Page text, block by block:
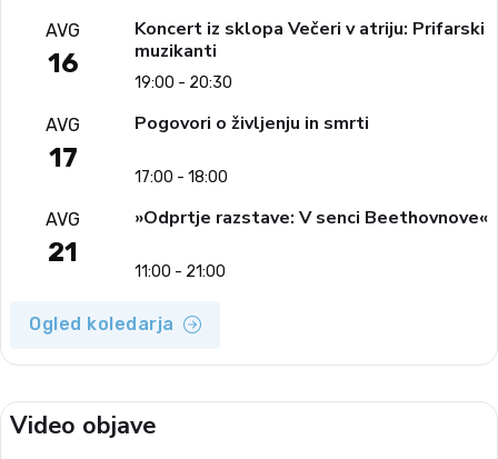
AVG
16
Koncert iz sklopa Večeri v atriju: Prifarski
muzikanti
19:00 - 20:30
AVG
17
Pogovori o življenju in smrti
17:00 - 18:00
AVG
21
»Odprtje razstave: V senci Beethovnove«
11:00 - 21:00
Ogled koledarja
Video objave